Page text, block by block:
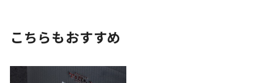
こちらもおすすめ